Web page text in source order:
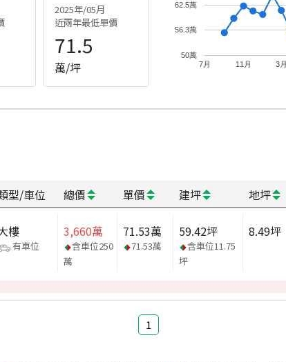
2025年/05月
近兩年最低單價
71.5
萬/坪 7月 11月 3月
50萬
56.3萬
62.5萬
型/車位 總價 單價 建坪 地坪
樓
有車位
3,660萬
含車位250
萬
71.53萬
71.53萬
59.42坪
含車位11.75
坪
8.49坪
1